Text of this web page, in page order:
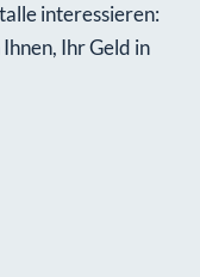
interessieren:
Ihr Geld in